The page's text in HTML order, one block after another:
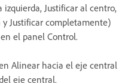
izquierda, Justificar al centro,
y Justificar completamente)
el panel Control.
Alinear hacia el eje central
eje central.